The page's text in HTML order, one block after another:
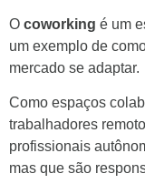
O coworking é um
um exemplo de
mercado se adaptar.
Como espaços
trabalhadores
profissionais
mas que são